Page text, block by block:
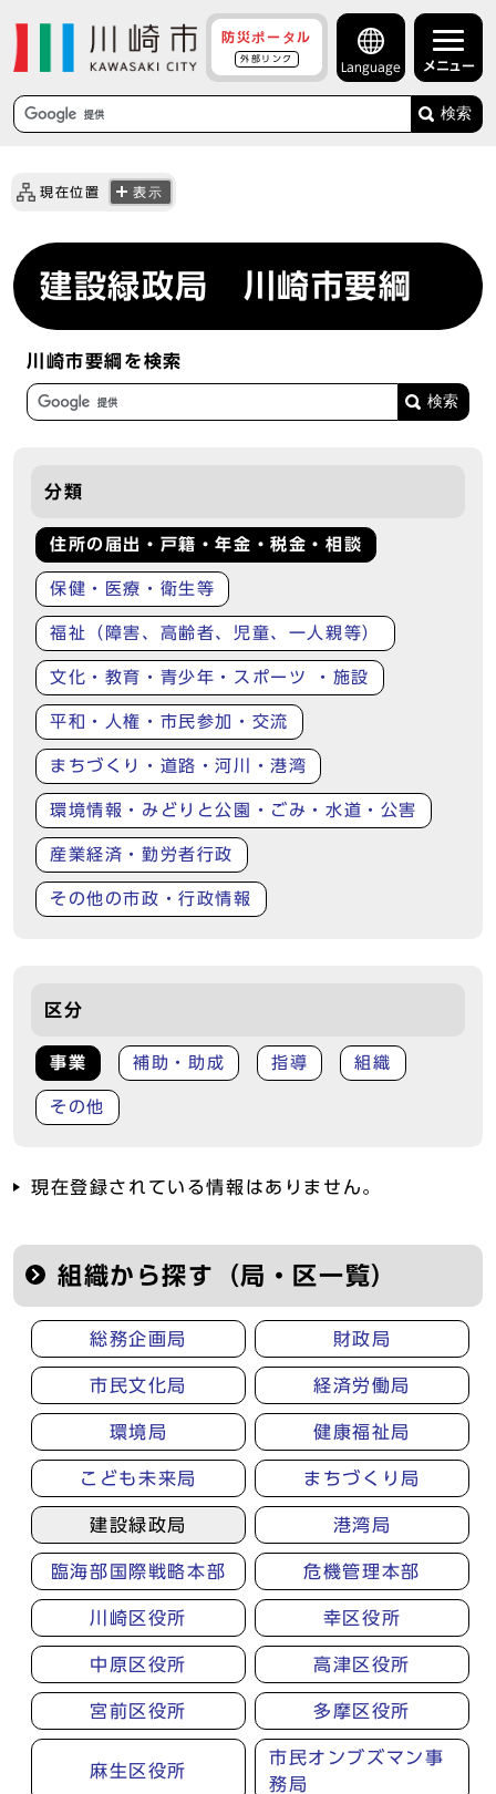
防災ポータル
外部リンク
Language メニュー
検索
現在位置 表示
建設緑政局 川崎市要綱
川崎市要綱を検索
分類
住所の届出・戸籍・年金・税金・相談
保健・医療・衛生等
福祉（障害、高齢者、児童、一人親等）
文化・教育・青少年・スポーツ ・施設
平和・人権・市民参加・交流
まちづくり・道路・河川・港湾
環境情報・みどりと公園・ごみ・水道・公害
産業経済・勤労者行政
その他の市政・行政情報
区分
事業 補助・助成 指導 組織
その他
現在登録されている情報はありません。
組織から探す（局・区一覧）
総務企画局 財政局
市民文化局 経済労働局
環境局 健康福祉局
こども未来局 まちづくり局
建設緑政局 港湾局
臨海部国際戦略本部 危機管理本部
川崎区役所 幸区役所
中原区役所 高津区役所
宮前区役所 多摩区役所
麻生区役所
市民オンブズマン事
務局